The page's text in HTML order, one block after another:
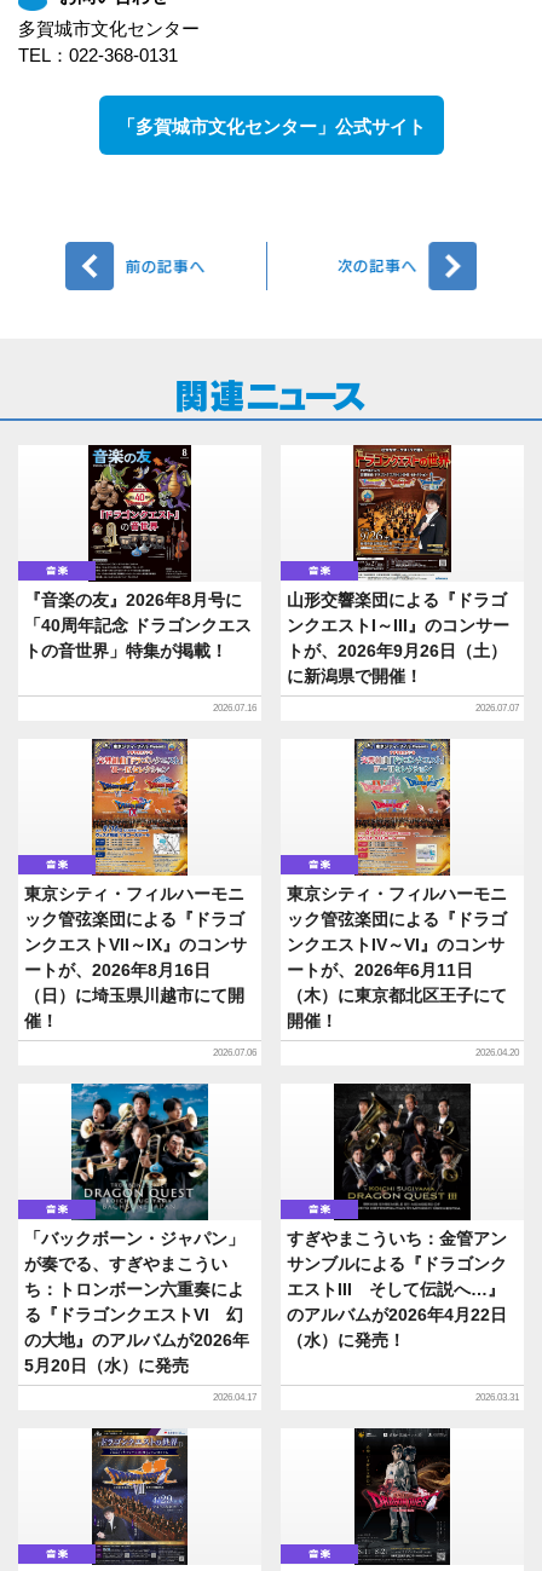
多賀城市文化センター
TEL：022-368-0131
「多賀城市文化センター」公式サイト
音楽
『音楽の友』2026年8月号に
「40周年記念 ドラゴンクエス
トの音世界」特集が掲載！
2026.07.16
音楽
山形交響楽団による『ドラゴ
ンクエストI～III』のコンサー
トが、2026年9月26日（土）
に新潟県で開催！
2026.07.07
音楽
東京シティ・フィルハーモニ
ック管弦楽団による『ドラゴ
ンクエストVII～IX』のコンサ
ートが、2026年8月16日
（日）に埼玉県川越市にて開
催！
2026.07.06
音楽
東京シティ・フィルハーモニ
ック管弦楽団による『ドラゴ
ンクエストIV～VI』のコンサ
ートが、2026年6月11日
（木）に東京都北区王子にて
開催！
2026.04.20
音楽
「バックボーン・ジャパン」
が奏でる、すぎやまこうい
ち：トロンボーン六重奏によ
る『ドラゴンクエストVI 幻
の大地』のアルバムが2026年
5月20日（水）に発売
2026.04.17
音楽
すぎやまこういち：金管アン
サンブルによる『ドラゴンク
エストIII そして伝説へ…』
のアルバムが2026年4月22日
（水）に発売！
2026.03.31
音楽 音楽